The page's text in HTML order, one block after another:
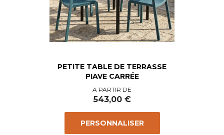
PETITE TABLE DE TERRASSE
PIAVE CARRÉE
Prix
A PARTIR DE
543,00 €
PERSONNALISER